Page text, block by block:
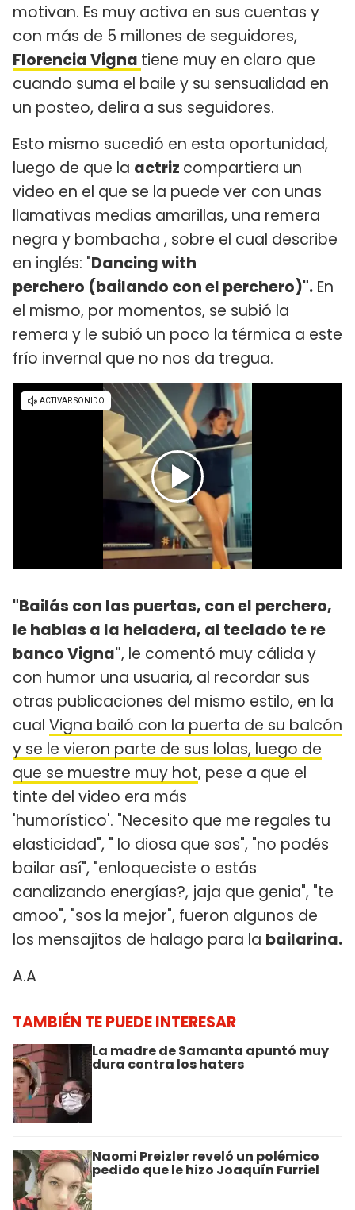
motivan. Es muy activa en sus cuentas y
con más de 5 millones de seguidores,
Florencia Vigna tiene muy en claro que
cuando suma el baile y su sensualidad en
un posteo, delira a sus seguidores.
Esto mismo sucedió en esta oportunidad,
luego de que la actriz compartiera un
video en el que se la puede ver con unas
llamativas medias amarillas, una remera
negra y bombacha , sobre el cual describe
en inglés: "Dancing with
perchero (bailando con el perchero)". En
el mismo, por momentos, se subió la
remera y le subió un poco la térmica a este
frío invernal que no nos da tregua.
"Bailás con las puertas, con el perchero,
le hablas a la heladera, al teclado te re
banco Vigna", le comentó muy cálida y
con humor una usuaria, al recordar sus
otras publicaciones del mismo estilo, en la
cual Vigna bailó con la puerta de su balcón
y se le vieron parte de sus lolas, luego de
que se muestre muy hot, pese a que el
tinte del video era más
'humorístico'. "Necesito que me regales tu
elasticidad", " lo diosa que sos", "no podés
bailar así", "enloqueciste o estás
canalizando energías?, jaja que genia", "te
amoo", "sos la mejor", fueron algunos de
los mensajitos de halago para la bailarina.
A.A
TAMBIÉN TE PUEDE INTERESAR
La madre de Samanta apuntó muy
dura contra los haters
Naomi Preizler reveló un polémico
pedido que le hizo Joaquín Furriel